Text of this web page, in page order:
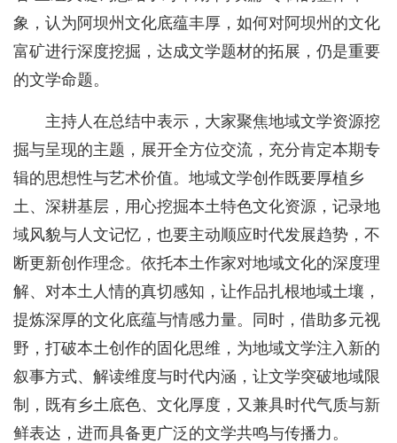
象，认为阿坝州文化底蕴丰厚，如何对阿坝州的文化
富矿进行深度挖掘，达成文学题材的拓展，仍是重要
的文学命题。
主持人在总结中表示，大家聚焦地域文学资源挖
掘与呈现的主题，展开全方位交流，充分肯定本期专
辑的思想性与艺术价值。地域文学创作既要厚植乡
土、深耕基层，用心挖掘本土特色文化资源，记录地
域风貌与人文记忆，也要主动顺应时代发展趋势，不
断更新创作理念。依托本土作家对地域文化的深度理
解、对本土人情的真切感知，让作品扎根地域土壤，
提炼深厚的文化底蕴与情感力量。同时，借助多元视
野，打破本土创作的固化思维，为地域文学注入新的
叙事方式、解读维度与时代内涵，让文学突破地域限
制，既有乡土底色、文化厚度，又兼具时代气质与新
鲜表达，进而具备更广泛的文学共鸣与传播力。